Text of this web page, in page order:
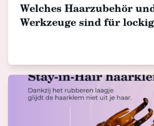
Welches Haarzubehör
Werkzeuge sind für